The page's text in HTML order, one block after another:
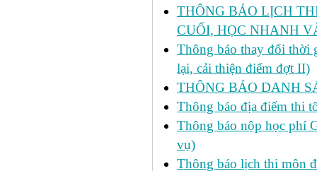
THÔNG BÁO LỊCH
CUỐI, HỌC NHANH
Thông báo thay đổi thời
lại, cải thiện điểm đợt II)
THÔNG BÁO DANH
Thông báo địa điểm thi
Thông báo nộp học phí
vụ)
Thông báo lịch thi môn